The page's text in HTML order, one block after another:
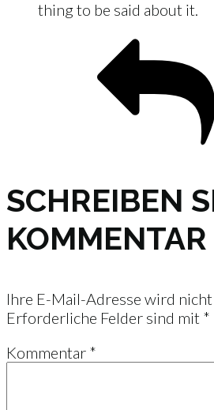
thing to be said about it.
SCHREIBEN
KOMMENTAR
Ihre E-Mail-Adresse wird
Erforderliche Felder sind mit *
Kommentar *